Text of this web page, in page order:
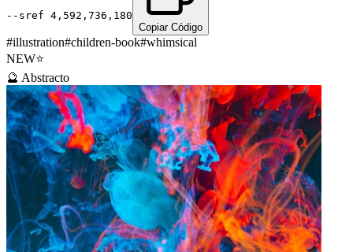
--sref 4,592,736,180
Copiar Código
#illustration#children-book#whimsical
NEW⭐
🔮 Abstracto